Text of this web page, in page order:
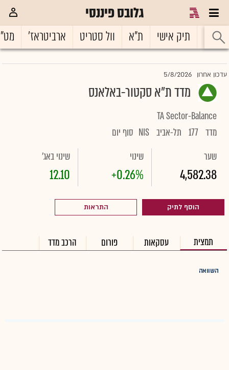
גלובס פיננסי
ראשי תיק אישי ת"א וול סטריט ארביטראז'
עדכון אחרון 5/8/2026
מדד ת"א סקטור-באלאנס
TA Sector-Balance
מדד 177 תל-אביב NIS סוף יום
שער
4,582.38
שינוי
+0.26%
שינוי באג'
12.10
הוסף לתיק התראות
תמצית עסקאות פורום הרכב מדד
השוואה